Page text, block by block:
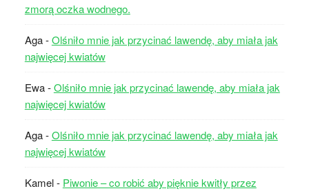
zmorą oczka wodnego.
Aga-Olśniło mnie jak przycinać lawendę, aby miała jak
najwięcej kwiatów
Ewa-Olśniło mnie jak przycinać lawendę, aby miała jak
najwięcej kwiatów
Aga-Olśniło mnie jak przycinać lawendę, aby miała jak
najwięcej kwiatów
Kamel- Piwonie – co robić aby pięknie kwitły przez